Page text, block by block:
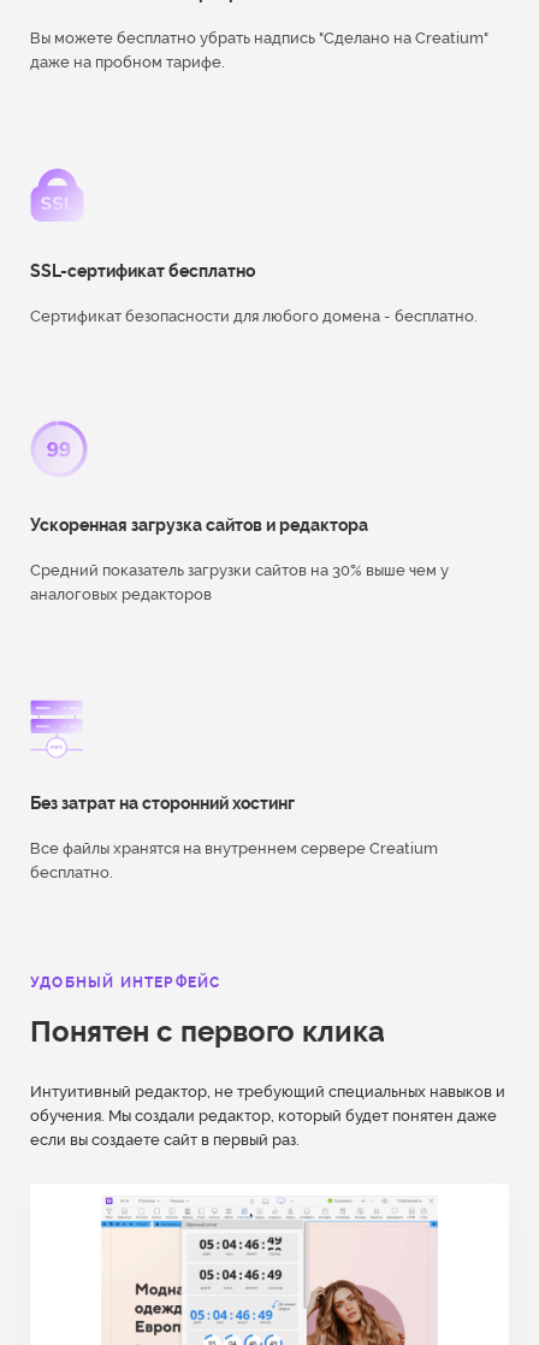
Вы можете бесплатно убрать надпись "Сделано на Creatium"
даже на пробном тарифе.
SSL-сертификат бесплатно
Сертификат безопасности для любого домена - бесплатно.
Ускоренная загрузка сайтов и редактора
Средний показатель загрузки сайтов на 30% выше чем у
аналоговых редакторов
Без затрат на сторонний хостинг
Все файлы хранятся на внутреннем сервере Creatium
бесплатно.
УДОБНЫЙ ИНТЕРФЕЙС
Понятен с первого клика
Интуитивный редактор, не требующий специальных навыков и
обучения. Мы создали редактор, который будет понятен даже
если вы создаете сайт в первый раз.